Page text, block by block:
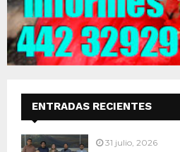
ENTRADAS RECIENTES
31 julio, 2026